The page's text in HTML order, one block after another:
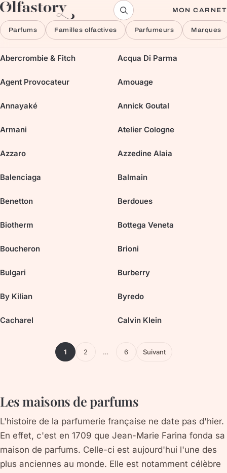
Aller au contenu MON CARNET
Parfums Familles olfactives Parfumeurs Marques
Abercrombie & Fitch Acqua Di Parma
Agent Provocateur Amouage
Annayaké Annick Goutal
Armani Atelier Cologne
Azzaro Azzedine Alaia
Balenciaga Balmain
Benetton Berdoues
Biotherm Bottega Veneta
Boucheron Brioni
Bulgari Burberry
By Kilian Byredo
Cacharel Calvin Klein
1 2 … 6 Suivant
Les maisons de parfums
L'histoire de la parfumerie française ne date pas d'hier.
En effet, c'est en 1709 que Jean-Marie Farina fonda sa
maison de parfums. Celle-ci est aujourd'hui l'une des
plus anciennes au monde. Elle est notamment célèbre